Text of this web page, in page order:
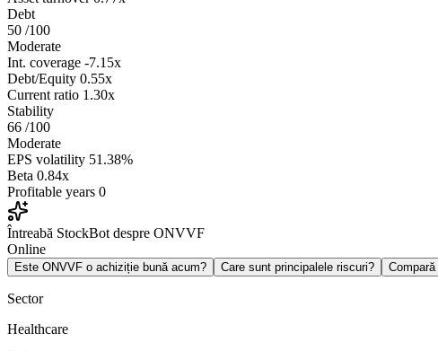
Debt
50 /100
Moderate
Int. coverage -7.15x
Debt/Equity 0.55x
Current ratio 1.30x
Stability
66 /100
Moderate
EPS volatility 51.38%
Beta 0.84x
Profitable years 0
Întreabă StockBot despre ONVVF
Online
Este ONVVF o achiziție bună acum? Care sunt principalele riscuri?
Sector
Healthcare